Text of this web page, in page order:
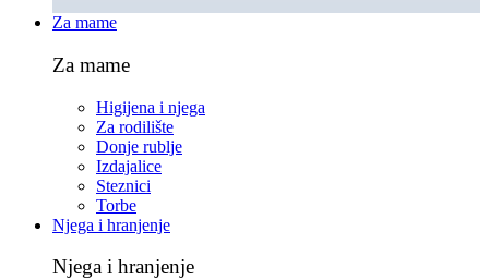
Za mame
Za mame
Higijena i njega
Za rodilište
Donje rublje
Izdajalice
Steznici
Torbe
Njega i hranjenje
Njega i hranjenje